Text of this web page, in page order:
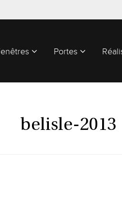
Portes
belisle-2013